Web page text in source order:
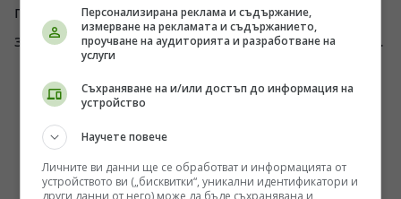
предизвиква викове и истерия, то е само
защото те чувстват края на своята хегемония.
Персонализирана реклама и съдържание,
измерване на рекламата и съдържанието,
проучване на аудиторията и разработване на
услуги
Съхраняване на и/или достъп до информация на
устройство
Научете повече
Личните ви данни ще се обработват и информацията от
устройството ви („бисквитки“, уникални идентификатори и
други данни от него) може да бъде съхранявана и